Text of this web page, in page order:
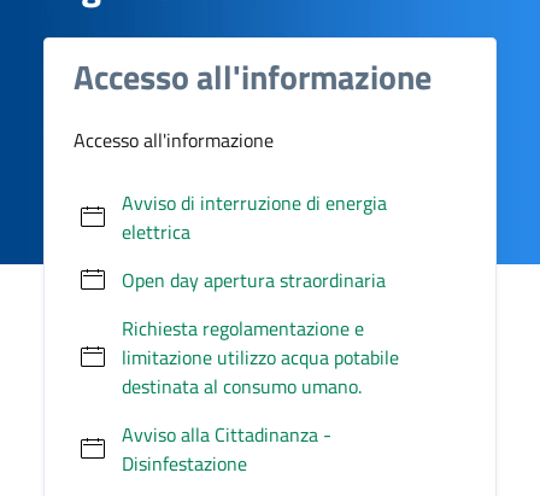
Accesso all'informazione
Accesso all'informazione
Avviso di interruzione di energia
elettrica
Open day apertura straordinaria
Richiesta regolamentazione e
limitazione utilizzo acqua potabile
destinata al consumo umano.
Avviso alla Cittadinanza -
Disinfestazione